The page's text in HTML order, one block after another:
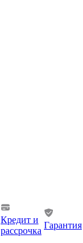
Кредит и
рассрочка
Гарантия